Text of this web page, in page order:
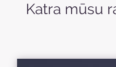
Katra mūsu